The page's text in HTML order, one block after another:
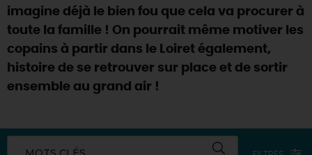
TOUT L'ART DE VIVRE
Rendez-vous de la nature en 2026
Des sorties en famille dans le Loiret !
Programme des animations "Loiret au fil de l'eau"
2026
imagine déjà le bien fou que cela va procurer à
toute la famille ! On pourrait même motiver les
copains à partir dans le Loiret également,
histoire de se retrouver sur place et de sortir
ensemble au grand air !